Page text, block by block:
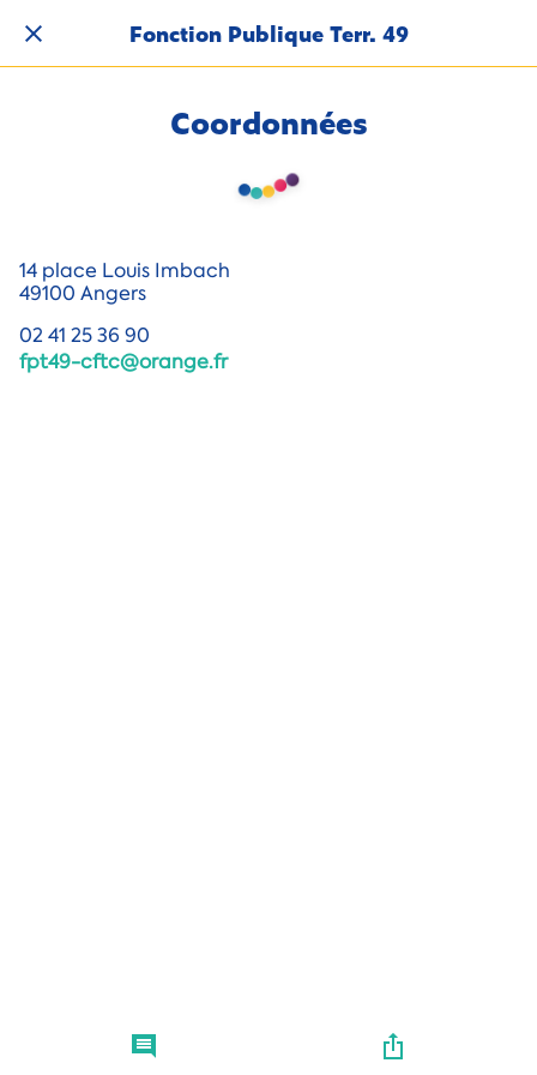
Fonction Publique Terr. 49
Coordonnées
14 place Louis Imbach
49100 Angers
02 41 25 36 90
fpt49-cftc@orange.fr